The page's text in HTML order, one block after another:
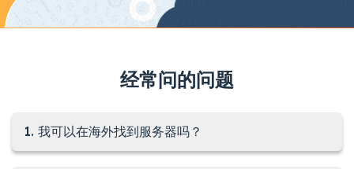
经常问的问题
1. 我可以在海外找到服务器吗？